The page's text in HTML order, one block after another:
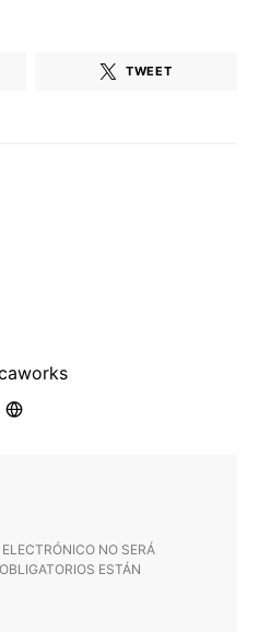
TWEET
NO SERÁ
ESTÁN